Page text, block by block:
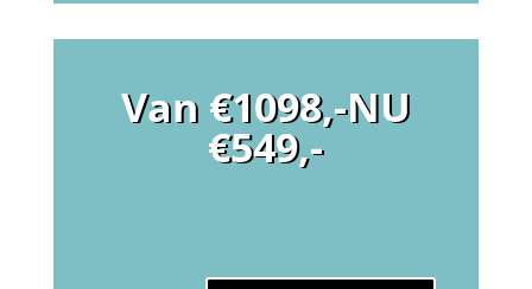
Van €1098,-NU
€549,-